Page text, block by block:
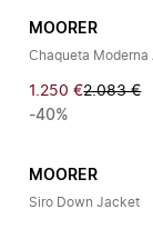
MOORER
Chaqueta Moderna
1.250 €2.083 €
-40%
MOORER
Siro Down Jacket